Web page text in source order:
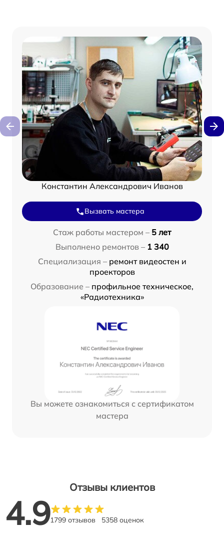
Константин Александрович Иванов
Вызвать мастера
Стаж работы мастером – 5 лет
Выполнено ремонтов – 1 340
Специализация – ремонт видеостен и
проекторов
Образование – профильное техническое,
«Радиотехника»
Вы можете ознакомиться с сертификатом
мастера
Отзывы клиентов
4.91799 отзывов 5358 оценок